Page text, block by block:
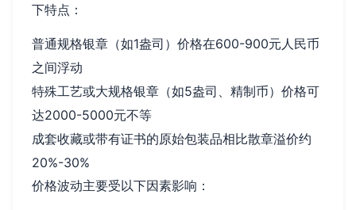
下特点：
普通规格银章（如1盎司）价格在600-900元人民币
之间浮动
特殊工艺或大规格银章（如5盎司、精制币）价格可
达2000-5000元不等
成套收藏或带有证书的原始包装品相比散章溢价约
20%-30%
价格波动主要受以下因素影响：